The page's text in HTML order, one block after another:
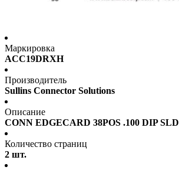
Маркировка
ACC19DRXH
Производитель
Sullins Connector Solutions
Описание
CONN EDGECARD 38POS .100 DIP SLD
Количество страниц
2 шт.